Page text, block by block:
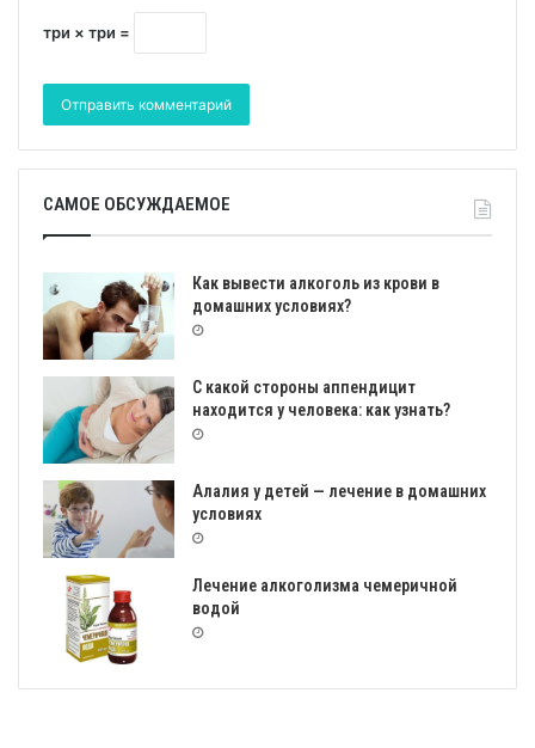
три × три =
САМОЕ ОБСУЖДАЕМОЕ
Как вывести алкоголь из крови в
домашних условиях?
С какой стороны аппендицит
находится у человека: как узнать?
Алалия у детей — лечение в домашних
условиях
Лечение алкоголизма чемеричной
водой